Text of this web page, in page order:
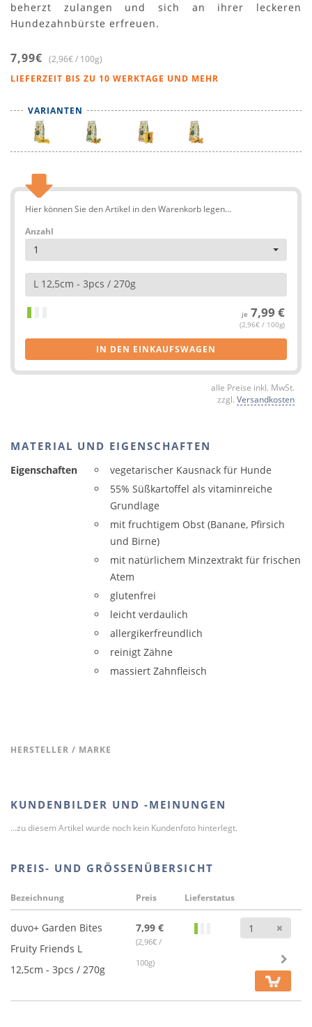
beherzt zulangen und sich an ihrer leckeren
Hundezahnbürste erfreuen.
7,99€ (2,96€ / 100g)
LIEFERZEIT BIS ZU 10 WERKTAGE UND MEHR
VARIANTEN
Hier können Sie den Artikel in den Warenkorb legen...
Anzahl
1
L 12,5cm - 3pcs / 270g
je 7,99 €
(2,96€ / 100g)
IN DEN EINKAUFSWAGEN
alle Preise inkl. MwSt.
zzgl. Versandkosten
MATERIAL UND EIGENSCHAFTEN
Eigenschaften
vegetarischer Kausnack für Hunde
55% Süßkartoffel als vitaminreiche
Grundlage
mit fruchtigem Obst (Banane, Pfirsich
und Birne)
mit natürlichem Minzextrakt für frischen
Atem
glutenfrei
leicht verdaulich
allergikerfreundlich
reinigt Zähne
massiert Zahnfleisch
HERSTELLER / MARKE
KUNDENBILDER UND -MEINUNGEN
...zu diesem Artikel wurde noch kein Kundenfoto hinterlegt.
PREIS- UND GRÖSSENÜBERSICHT
Bezeichnung Preis Lieferstatus
duvo+ Garden Bites
Fruity Friends L
12,5cm - 3pcs / 270g
7,99 €
(2,96€ /
100g)